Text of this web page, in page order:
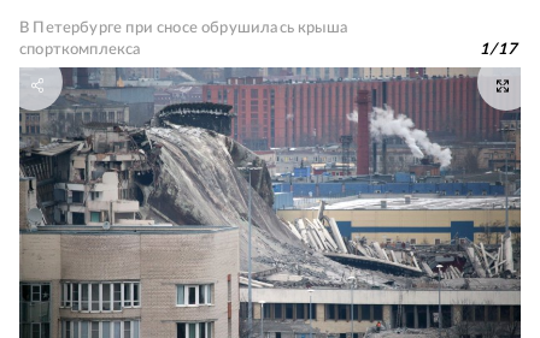
В Петербурге при сносе обрушилась крыша
спорткомплекса
1/17